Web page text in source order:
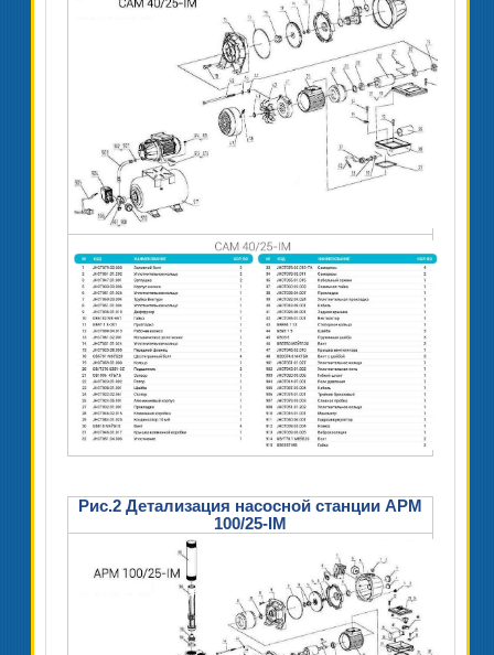
Рис.2 Детализация насосной станции APM
100/25-IM